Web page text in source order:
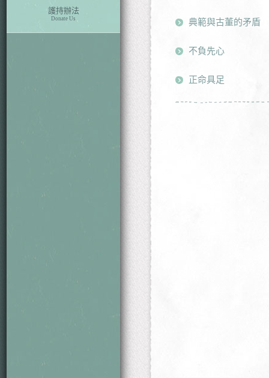
護持辦法
Donate Us 典範與古董的矛盾
不負先心
正命具足